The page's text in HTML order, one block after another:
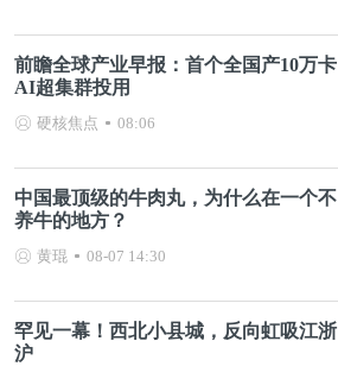
前瞻全球产业早报：首个全国产10万卡
AI超集群投用
硬核焦点 08:06
中国最顶级的牛肉丸，为什么在一个不
养牛的地方？
黄琨 08-07 14:30
罕见一幕！西北小县城，反向虹吸江浙
沪